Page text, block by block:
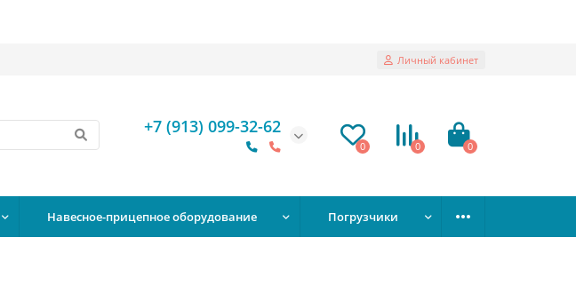
Личный кабинет
+7 (913) 099-32-62
0 0 0
Навесное-прицепное оборудование Погрузчики